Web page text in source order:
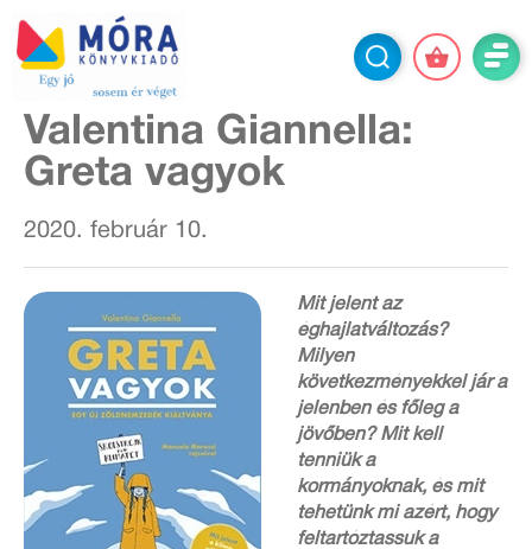
Valentina Giannella:
Greta vagyok
2020. február 10.
Mit jelent az
éghajlatváltozás?
Milyen
következményekkel jár a
jelenben és főleg a
jövőben? Mit kell
tenniük a
kormányoknak, és mit
tehetünk mi azért, hogy
feltartóztassuk a